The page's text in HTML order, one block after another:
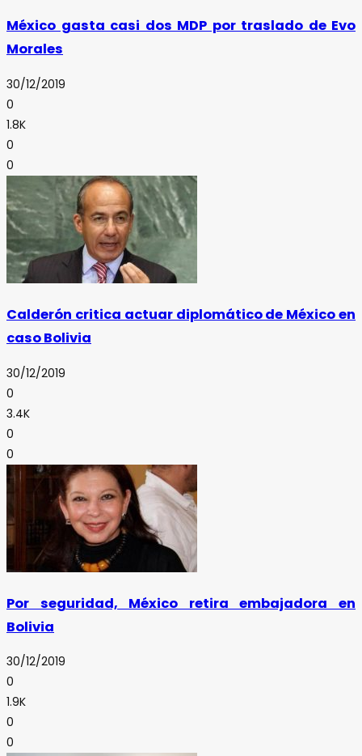
México gasta casi dos MDP por traslado de Evo
Morales
30/12/2019
0
1.8K
0
0
Calderón critica actuar diplomático de México en
caso Bolivia
30/12/2019
0
3.4K
0
0
Por seguridad, México retira embajadora en
Bolivia
30/12/2019
0
1.9K
0
0